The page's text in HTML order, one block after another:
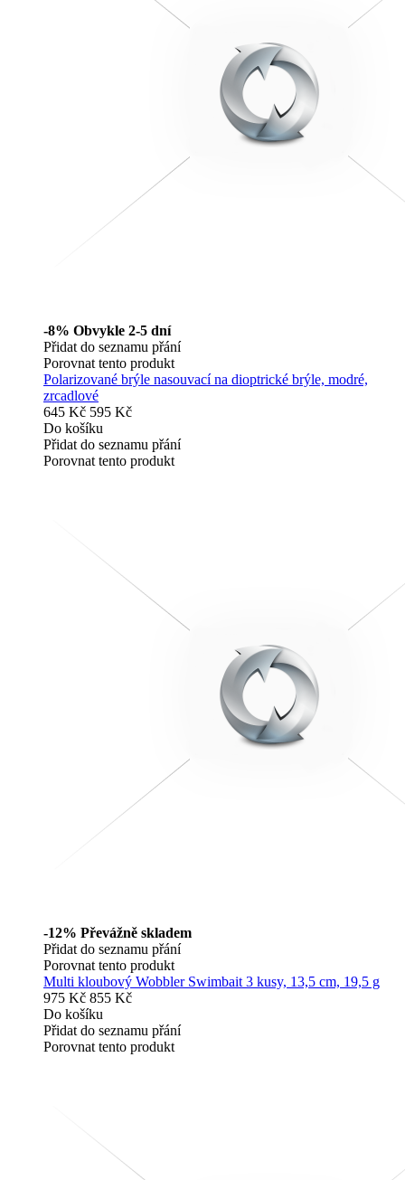
-8% Obvykle 2-5 dní
Přidat do seznamu přání
Porovnat tento produkt
Polarizované brýle nasouvací na dioptrické brýle, modré,
zrcadlové
645 Kč 595 Kč
Do košíku
Přidat do seznamu přání
Porovnat tento produkt
-12% Převážně skladem
Přidat do seznamu přání
Porovnat tento produkt
Multi kloubový Wobbler Swimbait 3 kusy, 13,5 cm, 19,5 g
975 Kč 855 Kč
Do košíku
Přidat do seznamu přání
Porovnat tento produkt